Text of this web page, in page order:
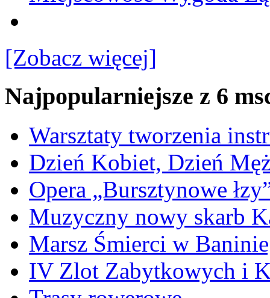
[Zobacz więcej]
Najpopularniejsze z 6
Warsztaty tworzenia
Dzień Kobiet, Dzień
Opera „Bursztynowe
Muzyczny nowy skarb
Marsz Śmierci w
IV Zlot Zabytkowych i